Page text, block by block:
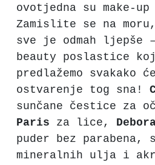
ovotjedna su make-
Zamislite se na
sve je odmah
beauty poslastice
predlažemo svakako
ostvarenje tog sna!
sunčane čestice za
Paris za lice,
puder bez parabena,
mineralnih ulja i